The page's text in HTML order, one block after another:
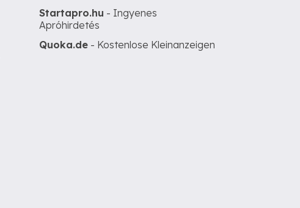
Startapro.hu - Ingyenes
Apróhirdetés
Quoka.de - Kostenlose Kleinanzeigen